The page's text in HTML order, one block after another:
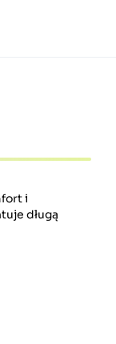
i
długą